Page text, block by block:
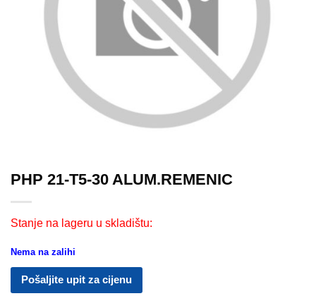
PHP 21-T5-30 ALUM.REMENIC
Stanje na lageru u skladištu:
Nema na zalihi
Pošaljite upit za cijenu